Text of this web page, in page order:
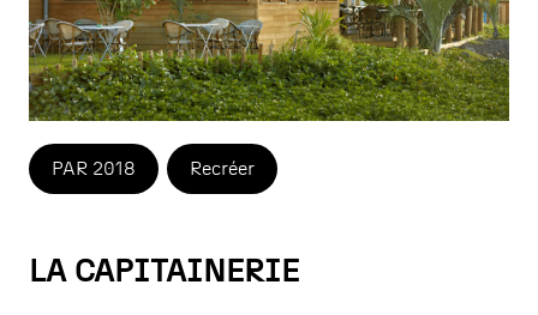
PAR 2018 Recréer
LA CAPITAINERIE